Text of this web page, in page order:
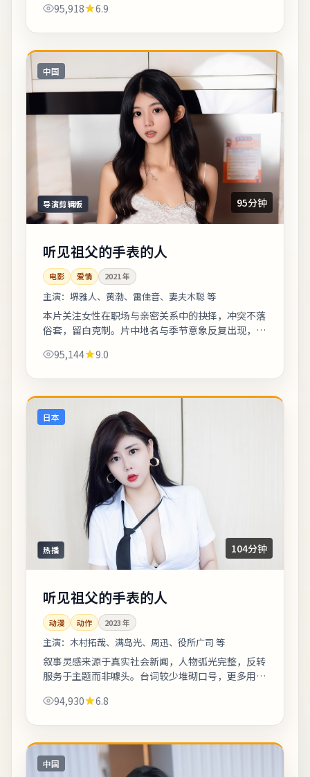
亲自观看并形成独立判断。《听见过期车票...
95,918 6.9
中国
导演剪辑版 95分钟
听见祖父的手表的人
电影 爱情 2021年
主演： 堺雅人、黄渤、雷佳音、妻夫木聪 等
本片关注女性在职场与亲密关系中的抉择，冲突不落
俗套，留白克制。片中地名与季节意象反复出现，构
型元素清晰、人物动机可信的作品，值得安...
95,144 9.0
日本
热播 104分钟
听见祖父的手表的人
动漫 动作 2023年
主演： 木村拓哉、满岛光、周迅、役所广司 等
叙事灵感来源于真实社会新闻，人物弧光完整，反转
服务于主题而非噱头。台词较少堆砌口号，更多用具
合大屏与环绕声更能体会声音细节。《听见...
94,930 6.8
中国